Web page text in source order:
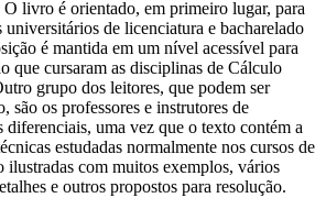
livro é orientado, em primeiro lugar, para
universitários de licenciatura e bacharelado
é mantida em um nível acessível para
que cursaram as disciplinas de Cálculo
grupo dos leitores, que podem ser
são os professores e instrutores de
diferenciais, uma vez que o texto contém a
estudadas normalmente nos cursos de
ilustradas com muitos exemplos, vários
e outros propostos para resolução.